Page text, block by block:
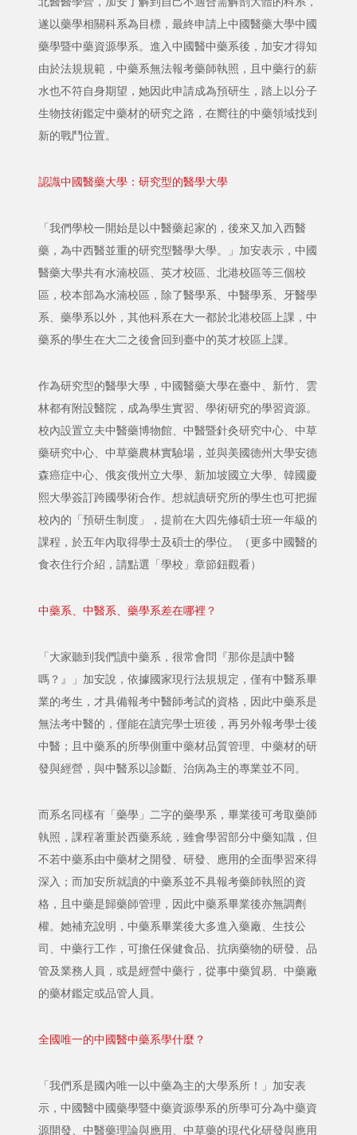
遂以藥學相關科系為目標，最終申請上中國醫藥大學中國
藥學暨中藥資源學系。進入中國醫中藥系後，加安才得知
由於法規規範，中藥系無法報考藥師執照，且中藥行的薪
水也不符自身期望，她因此申請成為預研生，踏上以分子
生物技術鑑定中藥材的研究之路，在嚮往的中藥領域找到
新的戰鬥位置。
認識中國醫藥大學：研究型的醫學大學
「我們學校一開始是以中醫藥起家的，後來又加入西醫
藥，為中西醫並重的研究型醫學大學。」加安表示，中國
醫藥大學共有水湳校區、英才校區、北港校區等三個校
區，校本部為水湳校區，除了醫學系、中醫學系、牙醫學
系、藥學系以外，其他科系在大一都於北港校區上課，中
藥系的學生在大二之後會回到臺中的英才校區上課。
作為研究型的醫學大學，中國醫藥大學在臺中、新竹、雲
林都有附設醫院，成為學生實習、學術研究的學習資源。
校內設置立夫中醫藥博物館、中醫暨針灸研究中心、中草
藥研究中心、中草藥農林實驗場，並與美國德州大學安德
森癌症中心、俄亥俄州立大學、新加坡國立大學、韓國慶
熙大學簽訂跨國學術合作。想就讀研究所的學生也可把握
校內的「預研生制度」，提前在大四先修碩士班一年級的
課程，於五年內取得學士及碩士的學位。（更多中國醫的
食衣住行介紹，請點選「學校」章節鈕觀看）
中藥系、中醫系、藥學系差在哪裡？
「大家聽到我們讀中藥系，很常會問『那你是讀中醫
嗎？』」加安說，依據國家現行法規規定，僅有中醫系畢
業的考生，才具備報考中醫師考試的資格，因此中藥系是
無法考中醫的，僅能在讀完學士班後，再另外報考學士後
中醫；且中藥系的所學側重中藥材品質管理、中藥材的研
發與經營，與中醫系以診斷、治病為主的專業並不同。
而系名同樣有「藥學」二字的藥學系，畢業後可考取藥師
執照，課程著重於西藥系統，雖會學習部分中藥知識，但
不若中藥系由中藥材之開發、研發、應用的全面學習來得
深入；而加安所就讀的中藥系並不具報考藥師執照的資
格，且中藥是歸藥師管理，因此中藥系畢業後亦無調劑
權。她補充說明，中藥系畢業後大多進入藥廠、生技公
司、中藥行工作，可擔任保健食品、抗病藥物的研發、品
管及業務人員，或是經營中藥行，從事中藥貿易、中藥廠
的藥材鑑定或品管人員。
全國唯一的中國醫中藥系學什麼？
「我們系是國內唯一以中藥為主的大學系所！」加安表
示，中國醫中國藥學暨中藥資源學系的所學可分為中藥資
源開發、中醫藥理論與應用、中草藥的現代化研發與應用